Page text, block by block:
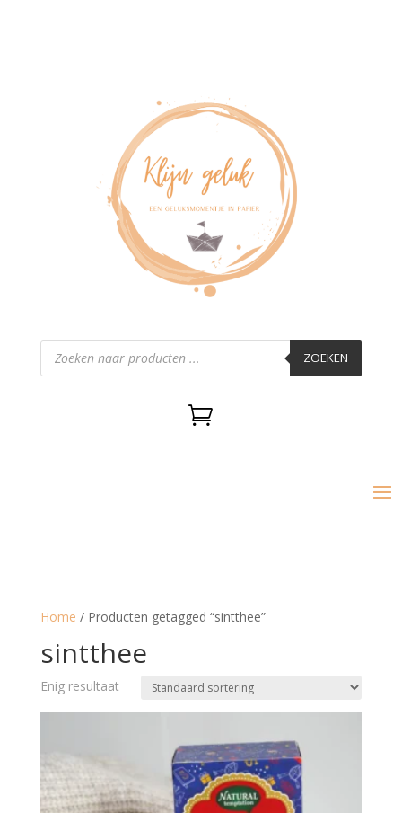
Producten
zoeken ZOEKEN

Home / Producten getagged “sintthee”
sintthee
Enig resultaat